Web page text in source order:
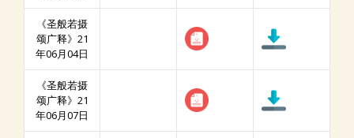
《圣般若摄
颂广释》21
年06月04日
《圣般若摄
颂广释》21
年06月07日